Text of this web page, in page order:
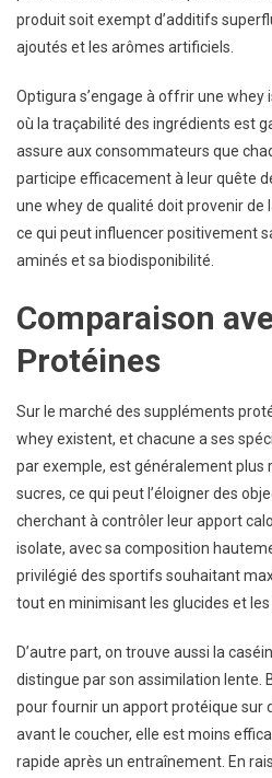
produit soit exempt d’additifs
ajoutés et les arômes artificiels.
Optigura s’engage à offrir une whey
où la traçabilité des ingrédients est
assure aux consommateurs que
participe efficacement à leur quête
une whey de qualité doit provenir de
ce qui peut influencer positivement
aminés et sa biodisponibilité.
Comparaison
Protéines
Sur le marché des suppléments
whey existent, et chacune a ses
par exemple, est généralement plus
sucres, ce qui peut l’éloigner des
cherchant à contrôler leur apport
isolate, avec sa composition
privilégié des sportifs souhaitant
tout en minimisant les glucides et les
D’autre part, on trouve aussi la
distingue par son assimilation lente.
pour fournir un apport protéique sur
avant le coucher, elle est moins
rapide après un entraînement. En